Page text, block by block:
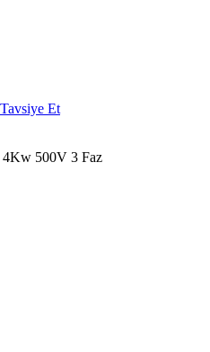
Tavsiye Et
4Kw 500V 3 Faz